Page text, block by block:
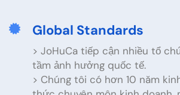
Global Standards
> JoHuCa tiếp cận nhiều tổ
tầm ảnh hưởng quốc tế.
> Chúng tôi có hơn 10 năm